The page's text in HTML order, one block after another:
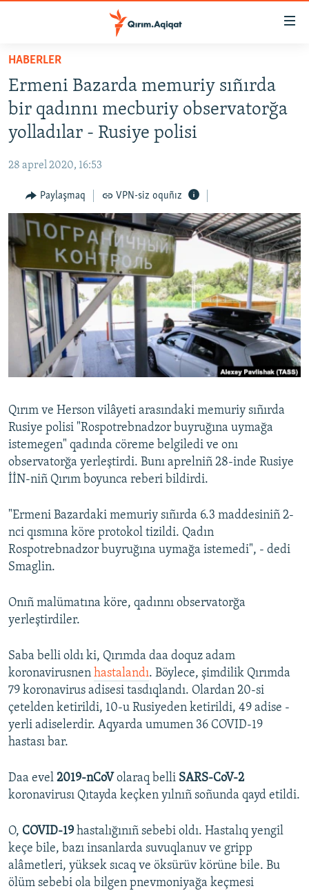
Esas
qaytmaq
Baş
navigatsiyağa
qaytmaq
Qıdıruvğa
qaytmaq
İQTİSADİYAT
MEDENİYET
İNSAN AQLARI
VİDEO
SÜRET
BLOGLAR
FİKİR
Русский
Українською
RFE/RS bütün saytları
HABERLER
Ermeni Bazarda memuriy sıñırda
bir qadınnı mecburiy observatorğa
yolladılar - Rusiye polisi
28 aprel 2020, 16:53
Paylaşmaq VPN-siz oquñız
Qırım ve Herson vilâyeti arasındaki memuriy sıñırda
Rusiye polisi "Rospotrebnadzor buyruğına uymağa
istemegen" qadında cöreme belgiledi ve onı
observatorğa yerleştirdi. Bunı aprelniñ 28-inde Rusiye
İİN-niñ Qırım boyunca reberi bildirdi.
"Ermeni Bazardaki memuriy sıñırda 6.3 maddesiniñ 2-
nci qısmına köre protokol tizildi. Qadın
Rospotrebnadzor buyruğına uymağa istemedi", - dedi
Smaglin.
Onıñ malümatına köre, qadınnı observatorğa
yerleştirdiler.
Saba belli oldı ki, Qırımda daa doquz adam
koronavirusnen hastalandı. Böylece, şimdilik Qırımda
79 koronavirus adisesi tasdıqlandı. Olardan 20-si
çetelden ketirildi, 10-u Rusiyeden ketirildi, 49 adise -
yerli adiselerdir. Aqyarda umumen 36 COVID-19
hastası bar.
Daa evel 2019-nCoV olaraq belli SARS-CoV-2
koronavirusı Qıtayda keçken yılnıñ soñunda qayd etildi.
O, COVID-19 hastalığınıñ sebebi oldı. Hastalıq yengil
keçe bile, bazı insanlarda suvuqlanuv ve gripp
alâmetleri, yüksek sıcaq ve öksürüv körüne bile. Bu
ölüm sebebi ola bilgen pnevmoniyağa keçmesi